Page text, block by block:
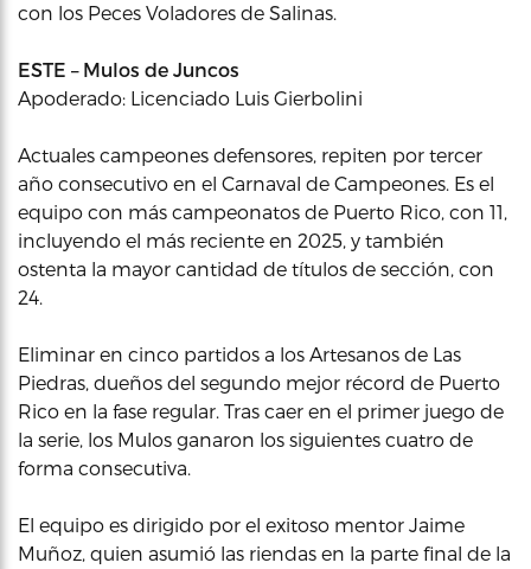
con los Peces Voladores de Salinas.
ESTE – Mulos de Juncos
Apoderado: Licenciado Luis Gierbolini
Actuales campeones defensores, repiten por tercer
año consecutivo en el Carnaval de Campeones. Es el
equipo con más campeonatos de Puerto Rico, con 11,
incluyendo el más reciente en 2025, y también
ostenta la mayor cantidad de títulos de sección, con
24.
Eliminar en cinco partidos a los Artesanos de Las
Piedras, dueños del segundo mejor récord de Puerto
Rico en la fase regular. Tras caer en el primer juego de
la serie, los Mulos ganaron los siguientes cuatro de
forma consecutiva.
El equipo es dirigido por el exitoso mentor Jaime
Muñoz, quien asumió las riendas en la parte final de la